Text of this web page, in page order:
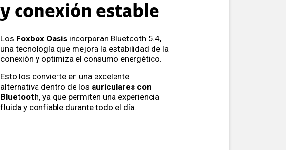
y conexión estable
Los Foxbox Oasisincorporan Bluetooth 5.4,
una tecnología que mejora la estabilidad de la
conexión y optimiza el consumo energético.
Esto los convierte en una excelente
alternativa dentro de los auriculares con
Bluetooth, ya que permiten una experiencia
fluida y confiable durante todo el día.